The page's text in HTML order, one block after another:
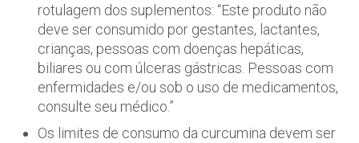
rotulagem dos suplementos: “Este produto não
deve ser consumido por gestantes, lactantes,
crianças, pessoas com doenças hepáticas,
biliares ou com úlceras gástricas. Pessoas com
enfermidades e/ou sob o uso de medicamentos,
consulte seu médico.”
Os limites de consumo da curcumina devem ser